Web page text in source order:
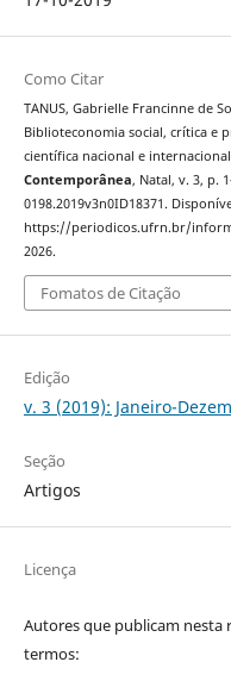
Como Citar
TANUS, Gabrielle Francinne de
Biblioteconomia social, crítica e
científica nacional e
Contemporânea, Natal, v. 3, p.
0198.2019v3n0ID18371.
https://periodicos.ufrn.br/
2026.
Fomatos de Citação
Edição
v. 3 (2019): Janeiro-
Seção
Artigos
Licença
Autores que publicam nesta
termos: